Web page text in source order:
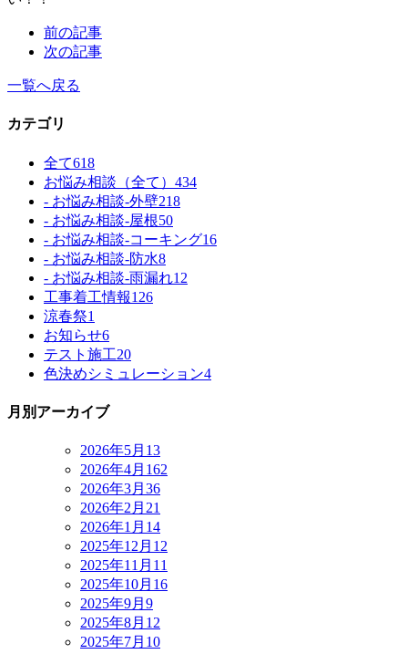
前の記事
次の記事
一覧へ戻る
カテゴリ
全て618
お悩み相談（全て） 434
- お悩み相談-外壁218
- お悩み相談-屋根50
- お悩み相談-コーキング16
- お悩み相談-防水8
- お悩み相談-雨漏れ12
工事着工情報126
涼春祭1
お知らせ6
テスト施工20
色決めシミュレーション4
月別アーカイブ
2026年5月 13
2026年4月 162
2026年3月 36
2026年2月 21
2026年1月 14
2025年12月 12
2025年11月 11
2025年10月 16
2025年9月 9
2025年8月 12
2025年7月 10